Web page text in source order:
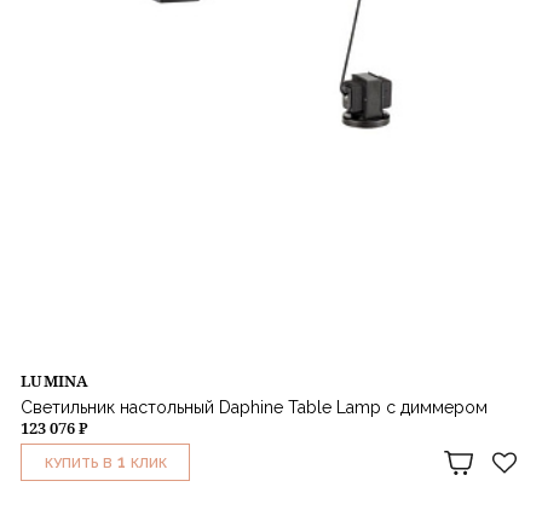
LUMINA
Светильник настольный Daphine Table Lamp с диммером
123 076 ₽
КУПИТЬ В 1 КЛИК